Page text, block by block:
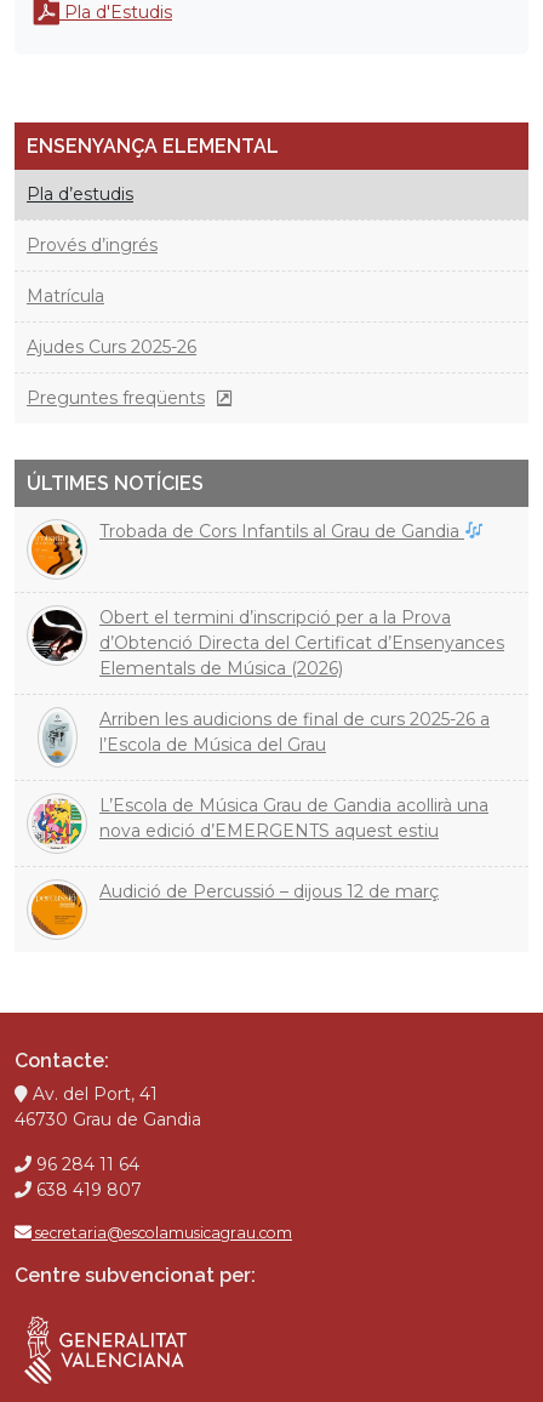
Pla d'Estudis
ENSENYANÇA ELEMENTAL
Pla d’estudis
Provés d’ingrés
Matrícula
Ajudes Curs 2025-26
Preguntes freqüents
ÚLTIMES NOTÍCIES
Trobada de Cors Infantils al Grau de Gandia
Obert el termini d’inscripció per a la Prova
d’Obtenció Directa del Certificat d’Ensenyances
Elementals de Música (2026)
Arriben les audicions de final de curs 2025-26 a
l’Escola de Música del Grau
L’Escola de Música Grau de Gandia acollirà una
nova edició d’EMERGENTS aquest estiu
Audició de Percussió – dijous 12 de març
Contacte:
Av. del Port, 41
46730 Grau de Gandia
96 284 11 64
638 419 807
secretaria@escolamusicagrau.com
Centre subvencionat per: